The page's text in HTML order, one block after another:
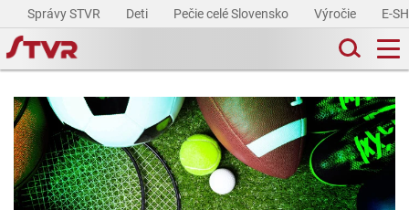
Správy STVR Deti Pečie celé Slovensko Výročie E-